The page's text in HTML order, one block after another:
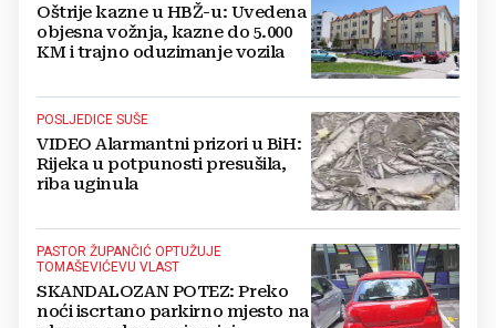
Oštrije kazne u HBŽ-u: Uvedena
objesna vožnja, kazne do 5.000
KM i trajno oduzimanje vozila
POSLJEDICE SUŠE
VIDEO Alarmantni prizori u BiH:
Rijeka u potpunosti presušila,
riba uginula
PASTOR ŽUPANČIĆ OPTUŽUJE
TOMAŠEVIĆEVU VLAST
SKANDALOZAN POTEZ: Preko
noći iscrtano parkirno mjesto na